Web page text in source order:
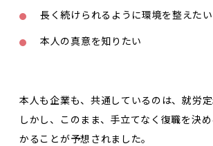
長く続けられるように環境を整えたい
本人の真意を知りたい
本人も企業も、共通しているのは、就労定
しかし、このまま、手立てなく復職を決
かることが予想されました。